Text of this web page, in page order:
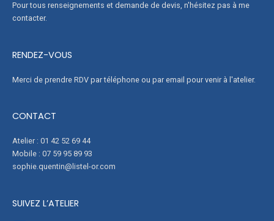
Pour tous renseignements et demande de devis, n'hésitez pas à me
contacter.
RENDEZ-VOUS
Merci de prendre RDV par téléphone ou par email pour venir à l'atelier.
CONTACT
Atelier : 01 42 52 69 44
Mobile : 07 59 95 89 93
sophie.quentin@listel-or.com
SUIVEZ L’ATELIER